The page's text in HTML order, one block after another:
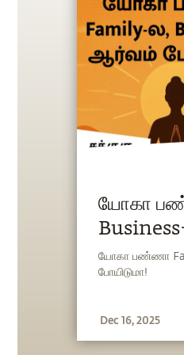
யோகா
போயிடுமா?
யோகா பண்ணா
போயிடுமா!
Dec 16, 2025